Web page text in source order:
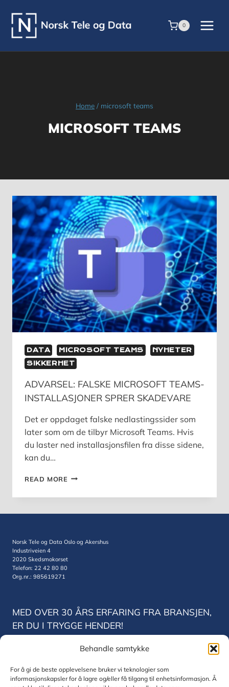
Behandle samtykke
For å gi de beste opplevelsene bruker vi teknologier som
informasjonskapsler for å lagre og/eller få tilgang til enhetsinformasjon. Å
content
0
Home / microsoft teams
MICROSOFT TEAMS
DATA MICROSOFT TEAMS
NYHETER
SIKKERHET
ADVARSEL: FALSKE MICROSOFT TEAMS-
INSTALLASJONER SPRER SKADEVARE
Det er oppdaget falske nedlastingssider som
later som om de tilbyr Microsoft Teams. Hvis
du laster ned installasjonsfilen fra disse sidene,
kan du…
READ MORE ADVARSEL:
MICROSOFT
SKADEVARE
Norsk Tele og Data Oslo og Akershus
Industriveien 4
2020 Skedsmokorset
Telefon: 22 42 80 80
Org.nr.: 985619271
MED OVER 30 ÅRS ERFARING FRA BRANSJEN,
ER DU I TRYGGE HENDER!
Norsk Tele og Data Trondheim
7075 Trondheim
Telefon: 22 42 80 80